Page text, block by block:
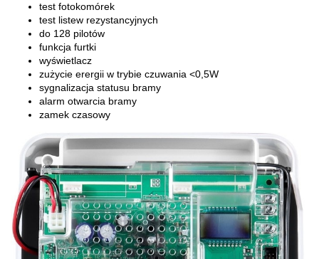
test fotokomórek
test listew rezystancyjnych
do 128 pilotów
funkcja furtki
wyświetlacz
zużycie erergii w trybie czuwania <0,5W
sygnalizacja statusu bramy
alarm otwarcia bramy
zamek czasowy